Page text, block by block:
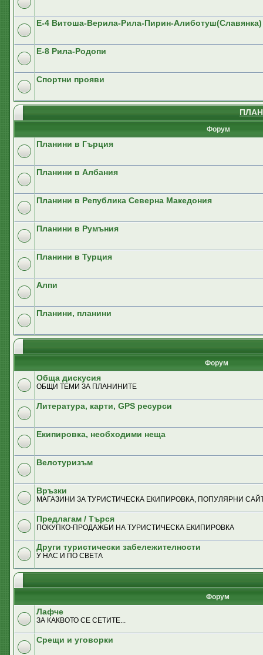
Е-4 Витоша-Верила-Рила-Пирин-Алиботуш(Славянка)
E-8 Рила-Родопи
Спортни прояви
Форум
Планини в Гърция
Планини в Албания
Планини в Република Северна Македония
Планини в Румъния
Планини в Турция
Алпи
Планини, планини
Форум
Обща дискусия
ОБЩИ ТЕМИ ЗА ПЛАНИНИТЕ
Литература, карти, GPS ресурси
Екипировка, необходими неща
Велотуризъм
Връзки
MАГАЗИНИ ЗА ТУРИСТИЧЕСКА ЕКИПИРОВКА, ПОПУЛЯРНИ
Предлагам / Търся
ПОКУПКО-ПРОДАЖБИ НА ТУРИСТИЧЕСКА ЕКИПИРОВКА
Други туристически забележителности
У НАС И ПО СВЕТА
Форум
Лафче
ЗА КАКВОТО СЕ СЕТИТЕ...
Срещи и уговорки